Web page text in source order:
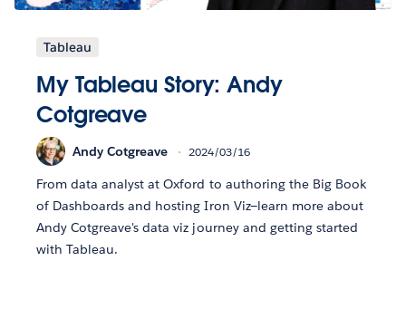
Tableau
My Tableau Story: Andy
Cotgreave
Andy Cotgreave 2024/03/16
From data analyst at Oxford to authoring the Big Book
of Dashboards and hosting Iron Viz—learn more about
Andy Cotgreave's data viz journey and getting started
with Tableau.